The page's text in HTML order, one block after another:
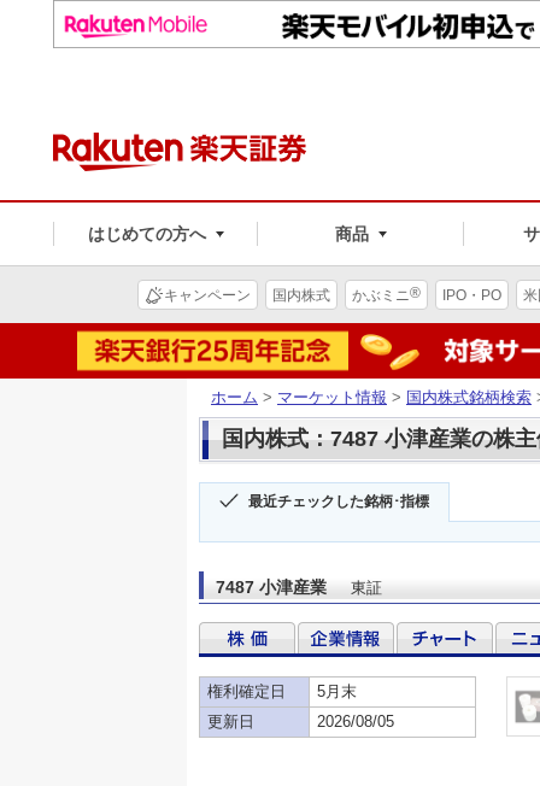
はじめての方へ 商品
キャンペーン 国内株式 かぶミニ® IPO・PO
ホーム > マーケット情報 > 国内株式銘柄検索
国内株式：7487 小津産業の株
最近チェックした銘柄･指標
7487 小津産業 東証
権利確定日
5月末
更新日
2026/08/05